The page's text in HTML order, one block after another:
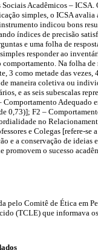
Acadêmicos –
simples, o ICSA
indicou bons
índices de precisão
e uma folha de
responder ao
comportamento. Na folha
3 como metade das
maneira coletiva ou
e as seis subescalas
Adequado
0,73)]; F2 –
no
e Colegas [refere-
e a conservação de
promovem o sucesso
pelo Comitê de Ética em
(TCLE) que informava